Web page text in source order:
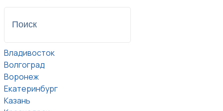
Владивосток
Волгоград
Воронеж
Екатеринбург
Казань